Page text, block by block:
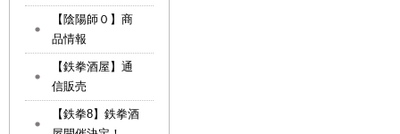
【陰陽師０】商
品情報
【鉄拳酒屋】通
信販売
【鉄拳8】鉄拳酒